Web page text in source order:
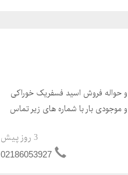
حواله فروش اسید فسفریک خوراکی
موجودی بار با شماره های زیر تماس
3 روز پیش
02186053927